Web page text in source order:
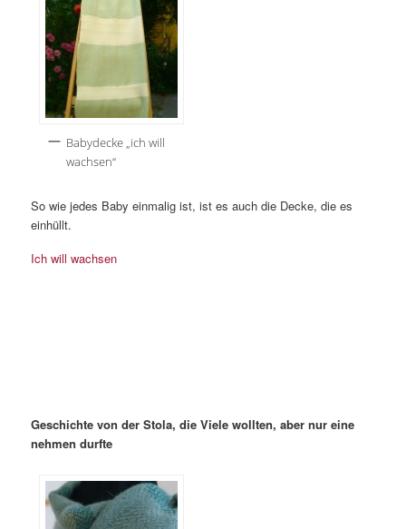
Babydecke „ich will
wachsen“
So wie jedes Baby einmalig ist, ist es auch die Decke, die es
einhüllt.
Ich will wachsen
Geschichte von der Stola, die Viele wollten, aber nur eine
nehmen durfte